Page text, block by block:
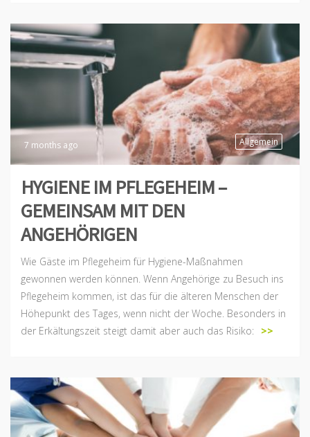
Allgemein
7 months ago
HYGIENE IM PFLEGEHEIM –
GEMEINSAM MIT DEN
ANGEHÖRIGEN
Wie Gäste im Pflegeheim für Hygiene-Maßnahmen
gewonnen werden können. Wenn Angehörige zu Besuch ins
Pflegeheim kommen, ist das für die älteren Menschen der
Höhepunkt des Tages, wenn nicht der Woche. Besonders in
der Erkältungszeit steigt damit aber auch das Risiko:
>>